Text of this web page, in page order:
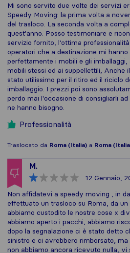
Mi sono servito due volte dei servizi
Speedy Moving: la prima volta a
del trasloco. La seconda volta a
quest'anno. Posso testimoniare e
servizio fornito, l'ottima
operatori che a destinazione mi
perfettamente i mobili e gli imballaggi,
mobili stessi ed ai suppellettili, Anche
stato utilissimo per il ritiro ed il riciclo
imballaggio. I prezzi poi sono
perdo mai l'occasione di consigliarli
ne hanno bisogno.
Professionalità
Traslocato da Roma (Italia) a Roma
M.
12 Gennaio,
Non affidatevi a speedy moving , in
effettuato un trasloco su Roma, da
abbiamo custodito le nostre cose x
abbiamo aperto i pacchi, abbiamo
dopo la segnalazione ci è stato detto
sinistro e ci avrebbero rimborsato, ma
non abbiamo ancora ricevuto nulla, vi